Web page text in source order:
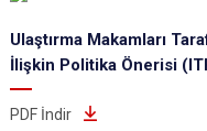
Ulaştırma Makamları
İlişkin Politika Önerisi
PDF İndir